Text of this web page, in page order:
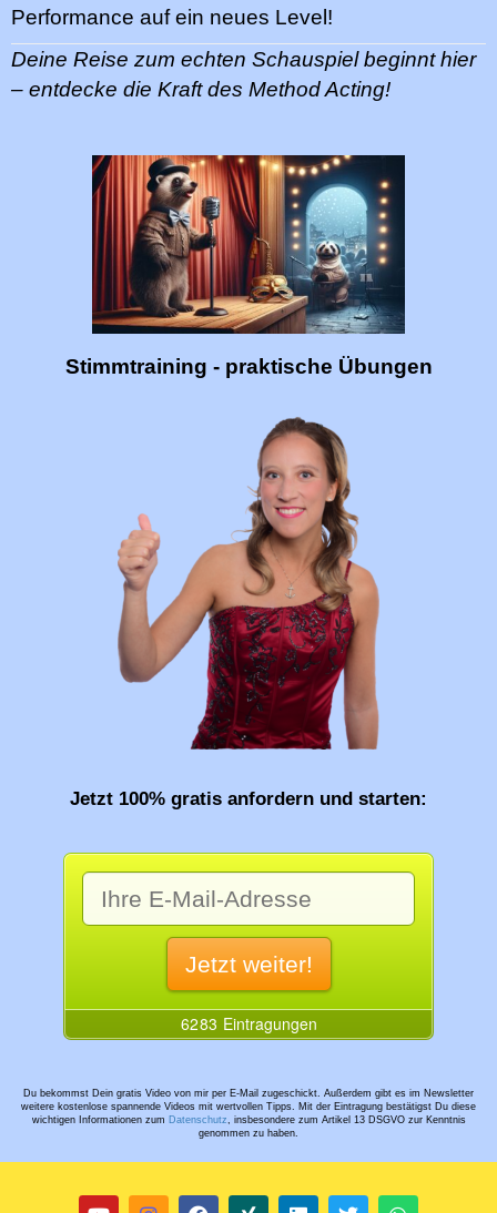
Performance auf ein neues Level!
Deine Reise zum echten Schauspiel beginnt hier
– entdecke die Kraft des Method Acting!
Stimmtraining - praktische Übungen
Jetzt 100% gratis anfordern und starten:
Du bekommst Dein gratis Video von mir per E-Mail zugeschickt. Außerdem gibt es im Newsletter
weitere kostenlose spannende Videos mit wertvollen Tipps. Mit der Eintragung bestätigst Du diese
wichtigen Informationen zum Datenschutz , insbesondere zum Artikel 13 DSGVO zur Kenntnis
genommen zu haben.